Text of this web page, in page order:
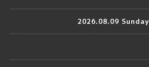
2026.08.09 Sunday